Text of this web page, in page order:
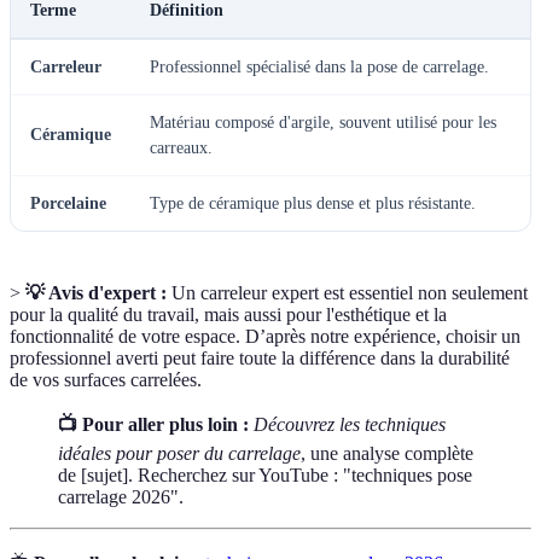
Terme Définition
Carreleur Professionnel spécialisé dans la pose de carrelage.
Céramique
Matériau composé d'argile, souvent utilisé pour les
carreaux.
Porcelaine Type de céramique plus dense et plus résistante.
> 💡 Avis d'expert : Un carreleur expert est essentiel non seulement
pour la qualité du travail, mais aussi pour l'esthétique et la
fonctionnalité de votre espace. D’après notre expérience, choisir un
professionnel averti peut faire toute la différence dans la durabilité
de vos surfaces carrelées.
📺 Pour aller plus loin : Découvrez les techniques
idéales pour poser du carrelage, une analyse complète
de [sujet]. Recherchez sur YouTube : "techniques pose
carrelage 2026".